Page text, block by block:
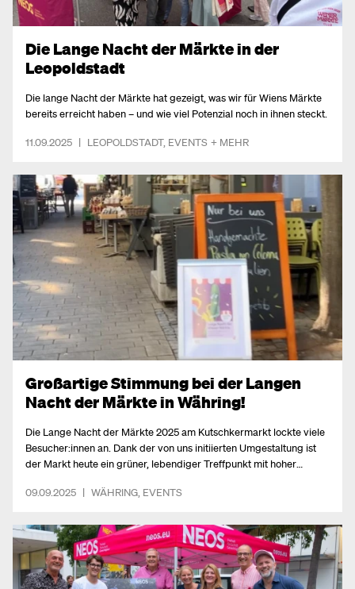
Die Lange Nacht der Märkte in der
Leopoldstadt
Die lange Nacht der Märkte hat gezeigt, was wir für Wiens Märkte
bereits erreicht haben – und wie viel Potenzial noch in ihnen steckt.
11.09.2025 | LEOPOLDSTADT, EVENTS + MEHR
Großartige Stimmung bei der Langen
Nacht der Märkte in Währing!
Die Lange Nacht der Märkte 2025 am Kutschkermarkt lockte viele
Besucher:innen an. Dank der von uns initiierten Umgestaltung ist
der Markt heute ein grüner, lebendiger Treffpunkt mit hoher
09.09.2025 | WÄHRING EVENTS